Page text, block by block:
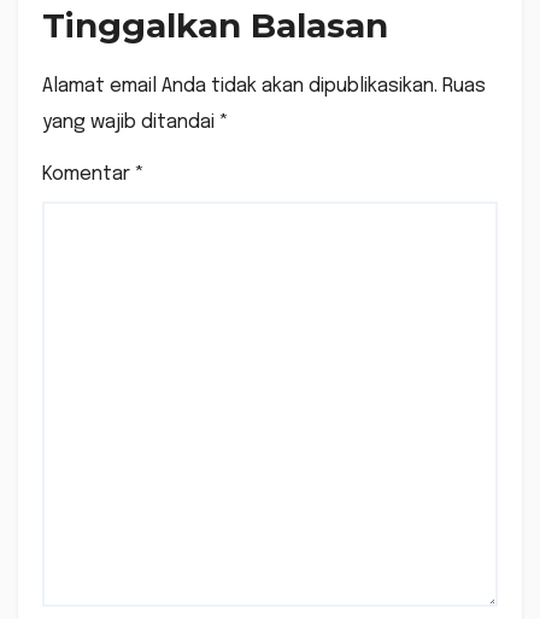
Tinggalkan Balasan
Alamat email Anda tidak akan dipublikasikan. Ruas
yang wajib ditandai *
Komentar *